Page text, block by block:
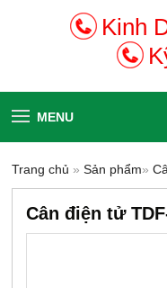
Kinh
MENU
Trang chủ »Sản phẩm»
Cân điện tử